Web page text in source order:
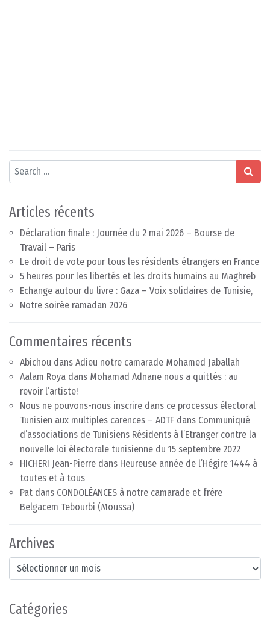
Search
Articles récents
Déclaration finale : Journée du 2 mai 2026 – Bourse de
Travail – Paris
Le droit de vote pour tous les résidents étrangers en France
5 heures pour les libertés et les droits humains au Maghreb
Echange autour du livre : Gaza – Voix solidaires de Tunisie,
Notre soirée ramadan 2026
Commentaires récents
Abichou dans Adieu notre camarade Mohamed Jaballah
Aalam Roya dans Mohamad Adnane nous a quittés : au
revoir l’artiste!
Nous ne pouvons-nous inscrire dans ce processus électoral
Tunisien aux multiples carences – ADTF dans Communiqué
d’associations de Tunisiens Résidents à l’Etranger contre la
nouvelle loi électorale tunisienne du 15 septembre 2022
HICHERI Jean-Pierre dans Heureuse année de l’Hégire 1444 à
toutes et à tous
Pat dans CONDOLÉANCES à notre camarade et frère
Belgacem Tebourbi (Moussa)
Archives
Archives
Catégories